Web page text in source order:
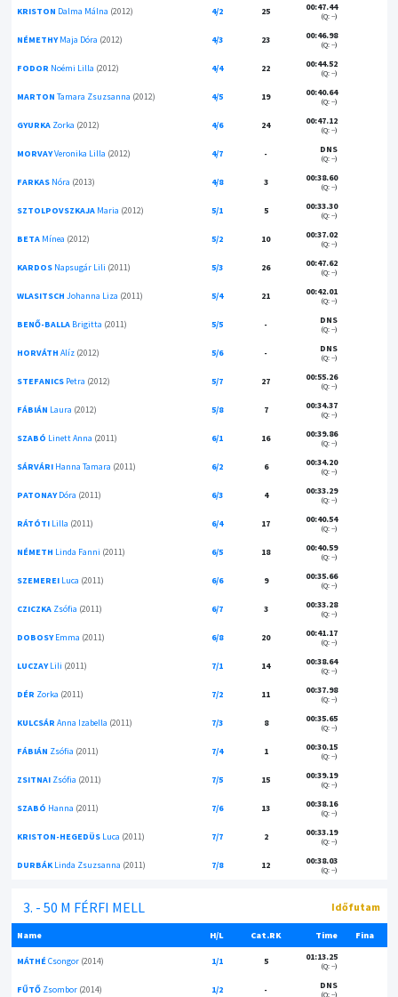
KRISTON Dalma Málna (2012) 4/2 25 00:47.44
(Q: --)
NÉMETHYMaja Dóra (2012) 4/3 23 00:46.98
(Q: --)
FODOR Noémi Lilla (2012) 4/4 22 00:44.52
(Q: --)
MARTON Tamara Zsuzsanna (2012) 4/5 19 00:40.64
(Q: --)
GYURKAZorka (2012) 4/6 24 00:47.12
(Q: --)
MORVAYVeronika Lilla (2012) 4/7 - DNS
(Q: --)
FARKASNóra (2013) 4/8 3 00:38.60
(Q: --)
SZTOLPOVSZKAJAMaria (2012) 5/1 5 00:33.30
(Q: --)
BETAMínea (2012) 5/2 10 00:37.02
(Q: --)
KARDOSNapsugár Lili (2011) 5/3 26 00:47.62
(Q: --)
WLASITSCH Johanna Liza (2011) 5/4 21 00:42.01
(Q: --)
BENŐ-BALLABrigitta (2011) 5/5 - DNS
(Q: --)
HORVÁTH Alíz (2012) 5/6 - DNS
(Q: --)
STEFANICSPetra (2012) 5/7 27 00:55.26
(Q: --)
FÁBIÁN Laura (2012) 5/8 7 00:34.37
(Q: --)
SZABÓ Linett Anna (2011) 6/1 16 00:39.86
(Q: --)
SÁRVÁRIHanna Tamara (2011) 6/2 6 00:34.20
(Q: --)
PATONAYDóra (2011) 6/3 4 00:33.29
(Q: --)
RÁTÓTILilla (2011) 6/4 17 00:40.54
(Q: --)
NÉMETH Linda Fanni (2011) 6/5 18 00:40.59
(Q: --)
SZEMEREILuca (2011) 6/6 9 00:35.66
(Q: --)
CZICZKAZsófia (2011) 6/7 3 00:33.28
(Q: --)
DOBOSYEmma (2011) 6/8 20 00:41.17
(Q: --)
LUCZAYLili (2011) 7/1 14 00:38.64
(Q: --)
DÉR Zorka (2011) 7/2 11 00:37.98
(Q: --)
KULCSÁR Anna Izabella (2011) 7/3 8 00:35.65
(Q: --)
FÁBIÁN Zsófia (2011) 7/4 1 00:30.15
(Q: --)
ZSITNAIZsófia (2011) 7/5 15 00:39.19
(Q: --)
SZABÓ Hanna (2011) 7/6 13 00:38.16
(Q: --)
KRISTON-HEGEDÜSLuca (2011) 7/7 2 00:33.19
(Q: --)
DURBÁKLinda Zsuzsanna (2011) 7/8 12 00:38.03
(Q: --)
3. - 50 M FÉRFI MELL Időfutam
Name H/L Cat.RK Time Fina
MÁTHÉCsongor (2014) 1/1 5 01:13.25
(Q: --)
FŰTŐZsombor (2014) 1/2 - DNS
(Q: --)